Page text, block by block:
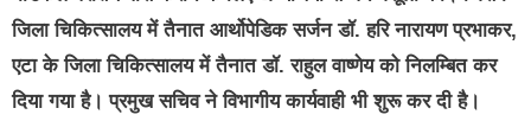
जिला चिकित्सालय में तैनात आर्थोपेडिक सर्जन डॉ. हरि नारायण प्रभाकर,
एटा के जिला चिकित्सालय में तैनात डॉ. राहुल वाष्णेय को निलम्बित कर
दिया गया है। प्रमुख सचिव ने विभागीय कार्यवाही भी शुरू कर दी है।